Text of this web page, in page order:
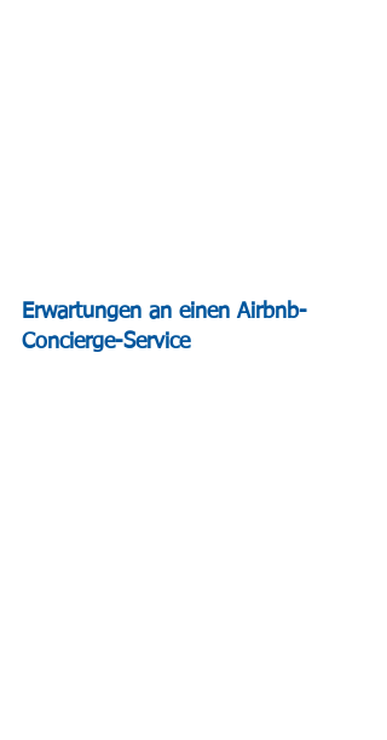
Erwartungen an einen Airbnb-
Concierge-Service